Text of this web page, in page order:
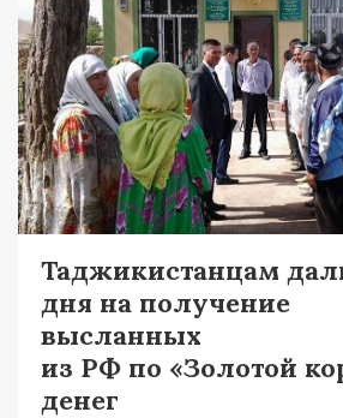
Таджикистанцам
дня на получение
высланных
из РФ по «Золотой
денег